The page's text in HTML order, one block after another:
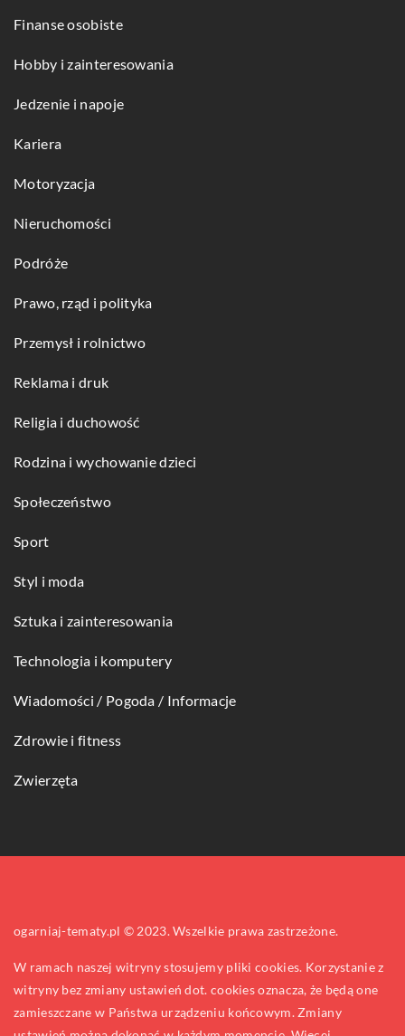
Finanse osobiste
Hobby i zainteresowania
Jedzenie i napoje
Kariera
Motoryzacja
Nieruchomości
Podróże
Prawo, rząd i polityka
Przemysł i rolnictwo
Reklama i druk
Religia i duchowość
Rodzina i wychowanie dzieci
Społeczeństwo
Sport
Styl i moda
Sztuka i zainteresowania
Technologia i komputery
Wiadomości / Pogoda / Informacje
Zdrowie i fitness
Zwierzęta
ogarniaj-tematy.pl © 2023. Wszelkie prawa zastrzeżone.
W ramach naszej witryny stosujemy pliki cookies. Korzystanie z
witryny bez zmiany ustawień dot. cookies oznacza, że będą one
zamieszczane w Państwa urządzeniu końcowym. Zmiany